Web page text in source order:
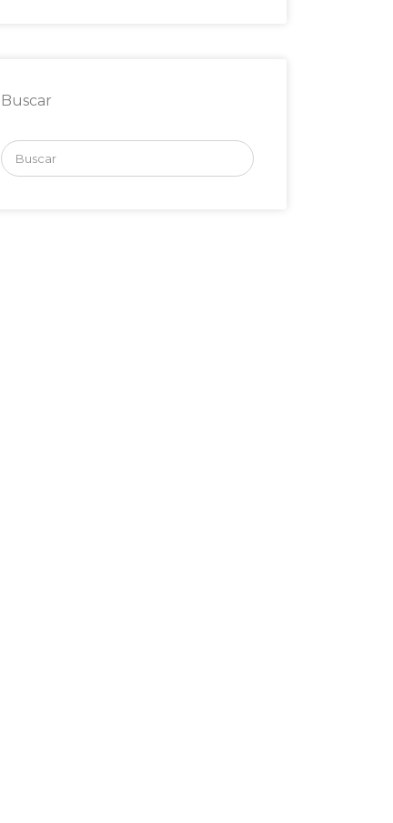
Buscar
Buscar
por: